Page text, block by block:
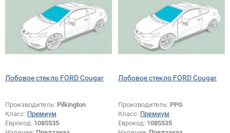
Лобовое стекло FORD Cougar
Производитель: Pilkington
Класс: Премиум
Еврокод: 1085535
Лобовое стекло FORD Cougar
Производитель: PPG
Класс: Премиум
Еврокод: 1085535